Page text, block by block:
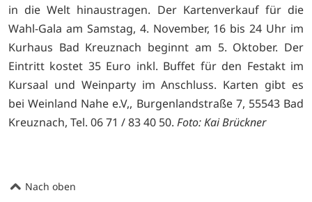
in die Welt hinaustragen. Der Kartenverkauf für die
Wahl-Gala am Samstag, 4. November, 16 bis 24 Uhr im
Kurhaus Bad Kreuznach beginnt am 5. Oktober. Der
Eintritt kostet 35 Euro inkl. Buffet für den Festakt im
Kursaal und Weinparty im Anschluss. Karten gibt es
beiWeinland Nahe e.V,, Burgenlandstraße 7, 55543 Bad
Kreuznach, Tel. 06 71 / 83 40 50. Foto: Kai Brückner
Nach oben